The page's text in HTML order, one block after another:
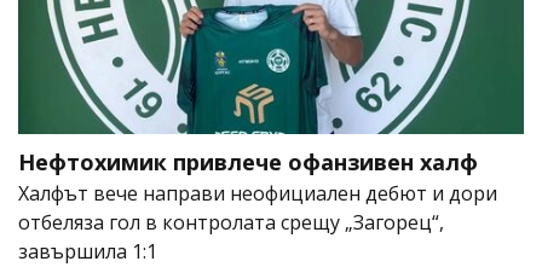
Нефтохимик привлече офанзивен халф
Халфът вече направи неофициален дебют и дори
отбеляза гол в контролата срещу „Загорец“,
завършила 1:1